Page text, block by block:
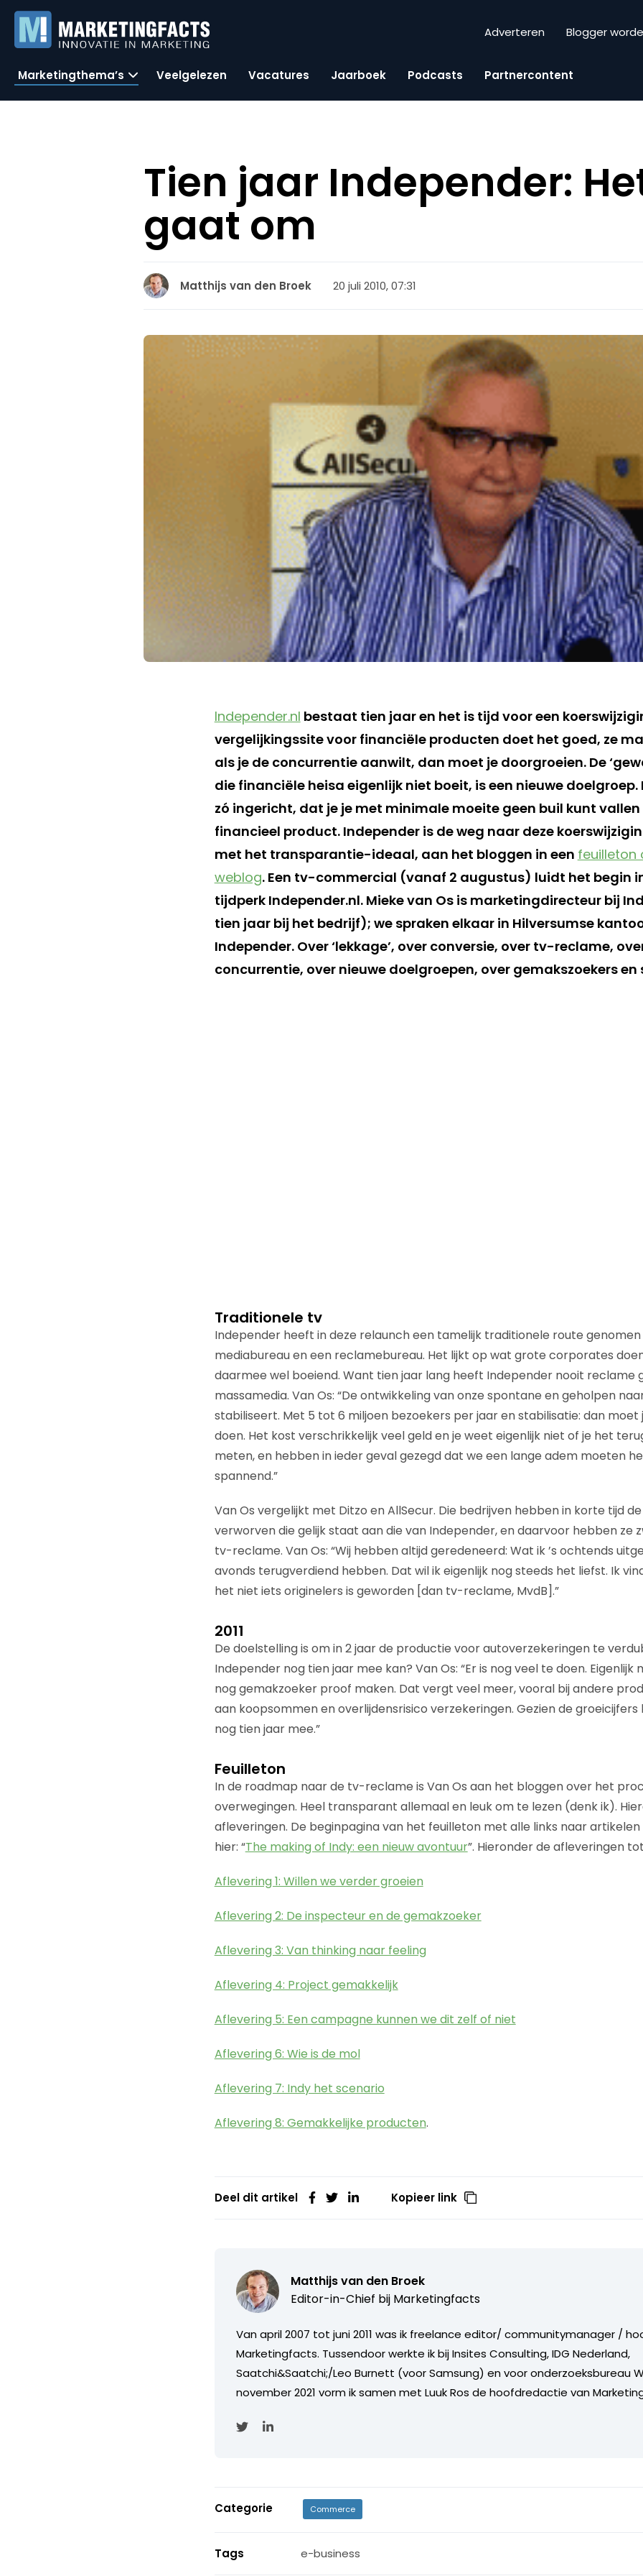
Adverteren Blogger
Marketingthema’s Veelgelezen Vacatures Jaarboek Podcasts Partnercontent
Tien jaar Independer:
gaat om
Matthijs van den Broek 20 juli 2010, 07:31
Independer.nl bestaat tien jaar en het is tijd voor een
vergelijkingssite voor financiële producten doet het goed, ze
als je de concurrentie aanwilt, dan moet je doorgroeien. De
die financiële heisa eigenlijk niet boeit, is een nieuwe doelgroep.
zó ingericht, dat je je met minimale moeite geen buil kunt vallen
financieel product. Independer is de weg naar deze
met het transparantie-ideaal, aan het bloggen in een feuilleton
weblog. Een tv-commercial (vanaf 2 augustus) luidt het begin
tijdperk Independer.nl. Mieke van Os is marketingdirecteur bij
tien jaar bij het bedrijf); we spraken elkaar in Hilversumse
Independer. Over ‘lekkage’, over conversie, over tv-reclame,
concurrentie, over nieuwe doelgroepen, over gemakszoekers
Traditionele tv
Independer heeft in deze relaunch een tamelijk traditionele route
mediabureau en een reclamebureau. Het lijkt op wat grote corporates
daarmee wel boeiend. Want tien jaar lang heeft Independer nooit reclame
massamedia. Van Os: “De ontwikkeling van onze spontane en geholpen
stabiliseert. Met 5 tot 6 miljoen bezoekers per jaar en stabilisatie: dan moet
doen. Het kost verschrikkelijk veel geld en je weet eigenlijk niet of je het
meten, en hebben in ieder geval gezegd dat we een lange adem moeten
spannend.”
Van Os vergelijkt met Ditzo en AllSecur. Die bedrijven hebben in korte tijd
verworven die gelijk staat aan die van Independer, en daarvoor hebben ze
tv-reclame. Van Os: “Wij hebben altijd geredeneerd: Wat ik ’s ochtends
avonds terugverdiend hebben. Dat wil ik eigenlijk nog steeds het liefst. Ik
het niet iets originelers is geworden [dan tv-reclame, MvdB].”
2011
De doelstelling is om in 2 jaar de productie voor autoverzekeringen te
Independer nog tien jaar mee kan? Van Os: “Er is nog veel te doen. Eigenlijk
nog gemakzoeker proof maken. Dat vergt veel meer, vooral bij andere
aan koopsommen en overlijdensrisico verzekeringen. Gezien de groeicijfers
nog tien jaar mee.”
Feuilleton
In de roadmap naar de tv-reclame is Van Os aan het bloggen over het
overwegingen. Heel transparant allemaal en leuk om te lezen (denk ik).
afleveringen. De beginpagina van het feuilleton met alle links naar artikelen
hier: “The making of Indy: een nieuw avontuur”. Hieronder de afleveringen
Aflevering 1: Willen we verder groeien
Aflevering 2: De inspecteur en de gemakzoeker
Aflevering 3: Van thinking naar feeling
Aflevering 4: Project gemakkelijk
Aflevering 5: Een campagne kunnen we dit zelf of niet
Aflevering 6: Wie is de mol
Aflevering 7: Indy het scenario
Aflevering 8: Gemakkelijke producten.
Deel dit artikel Kopieer link
Matthijs van den Broek
Editor-in-Chief bij Marketingfacts
Van april 2007 tot juni 2011 was ik freelance editor/ communitymanager /
Marketingfacts. Tussendoor werkte ik bij Insites Consulting, IDG Nederland,
Saatchi&Saatchi;/Leo Burnett (voor Samsung) en voor onderzoeksbureau
november 2021 vorm ik samen met Luuk Ros de hoofdredactie van
Categorie Commerce
Tags e-business